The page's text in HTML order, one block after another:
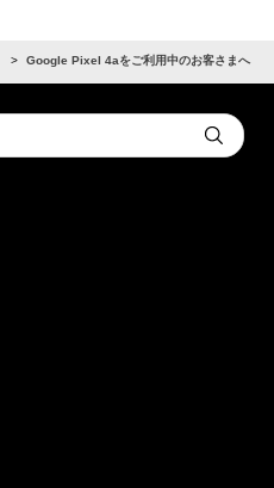
Google Pixel 4aをご利用中のお客さまへ
Submit